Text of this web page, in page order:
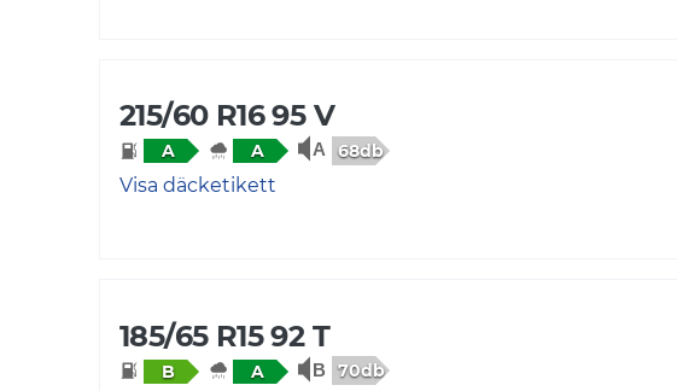
215/60 R16 95 V
A A 68db
Visa däcketikett
185/65 R15 92 T
B A 70db